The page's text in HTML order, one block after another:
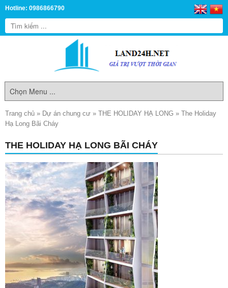
Hotline: 0986866790
Trang chủ » Dự án chung cư » THE HOLIDAY HẠ LONG » The Holiday
Hạ Long Bãi Cháy
THE HOLIDAY HẠ LONG BÃI CHÁY